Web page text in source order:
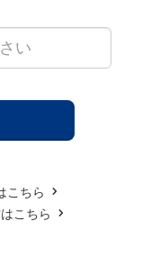
こちら
こちら